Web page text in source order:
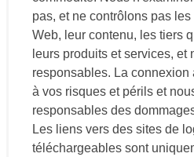
pas, et ne contrôlons pas
Web, leur contenu, les tiers
leurs produits et services, et
responsables. La connexion
à vos risques et périls et
responsables des
Les liens vers des sites de
téléchargeables sont